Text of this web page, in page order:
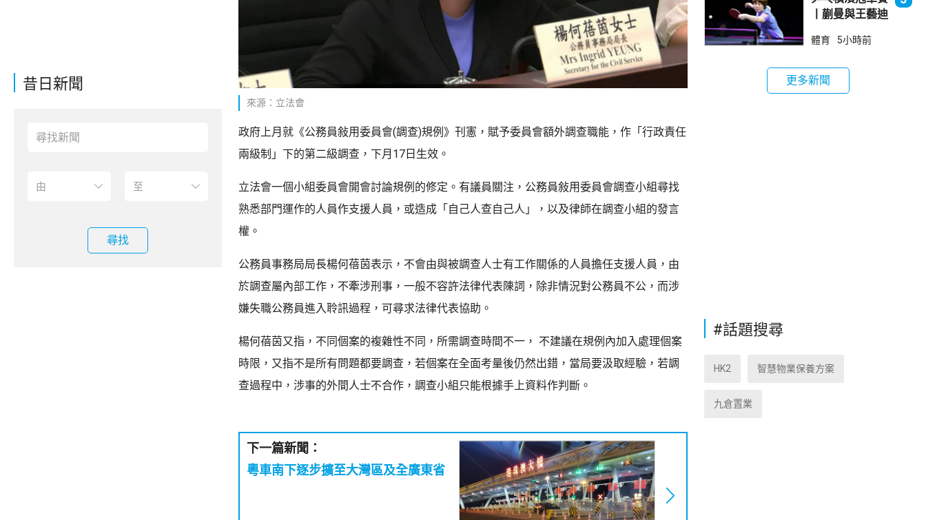
昔日新聞
尋找
來源：立法會
政府上月就《公務員敍用委員會(調查)規例》刊憲，賦予委員會額外調查職能，作「行政責任
兩級制」下的第二級調查，下月17日生效。
立法會一個小組委員會開會討論規例的修定。有議員關注，公務員敍用委員會調查小組尋找
熟悉部門運作的人員作支援人員，或造成「自己人查自己人」，以及律師在調查小組的發言
權。
公務員事務局局長楊何蓓茵表示，不會由與被調查人士有工作關係的人員擔任支援人員，由
於調查屬內部工作，不牽涉刑事，一般不容許法律代表陳詞，除非情況對公務員不公，而涉
嫌失職公務員進入聆訊過程，可尋求法律代表協助。
楊何蓓茵又指，不同個案的複雜性不同，所需調查時間不一， 不建議在規例內加入處理個案
時限，又指不是所有問題都要調查，若個案在全面考量後仍然出錯，當局要汲取經驗，若調
查過程中，涉事的外間人士不合作，調查小組只能根據手上資料作判斷。
下一篇新聞：
粵車南下逐步擴至大灣區及全廣東省
丨蒯曼與王藝迪
體育 5小時前
更多新聞
#話題搜尋
HK2 智慧物業保養方案
九倉置業